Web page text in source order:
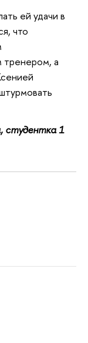
ей удачи в
что
а
студентка 1